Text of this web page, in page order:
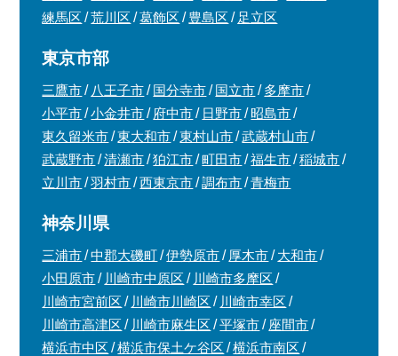
練馬区
荒川区 葛飾区 豊島区 足立区
東京市部
三鷹市 八王子市 国分寺市 国立市
多摩市
小平市
小金井市 府中市 日野市
昭島市
東久留米市
東大和市 東村山市
武蔵村山市
武蔵野市
清瀬市 狛江市 町田市 福生市
稲城市
立川市
羽村市 西東京市 調布市 青梅市
神奈川県
三浦市 中郡大磯町 伊勢原市 厚木市
大和市
小田原市
川崎市中原区
川崎市多摩区
川崎市宮前区
川崎市川崎区
川崎市幸区
川崎市高津区
川崎市麻生区 平塚市
座間市
横浜市中区
横浜市保土ケ谷区
横浜市南区